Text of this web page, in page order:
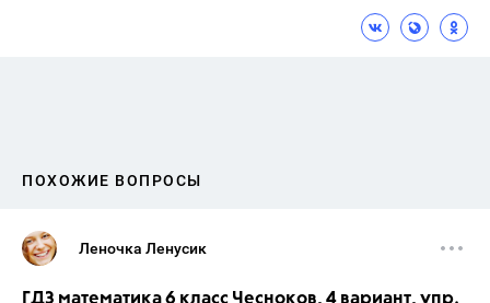
ПОХОЖИЕ ВОПРОСЫ
Леночка Ленусик